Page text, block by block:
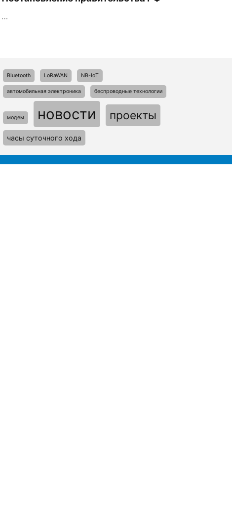
…
Bluetooth LoRaWAN NB-IoT
автомобильная электроника беспроводные технологии
модем новости проекты
часы суточного хода